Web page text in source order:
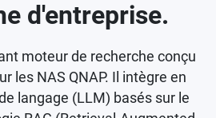
d'entreprise.
moteur de recherche conçu
les NAS QNAP. Il intègre en
langage (LLM) basés sur le